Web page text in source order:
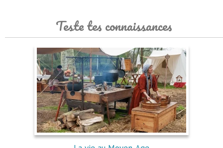
Teste tes connaissances